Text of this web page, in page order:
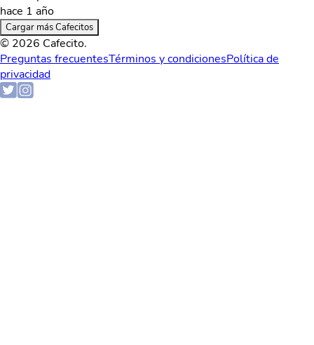
hace 1 año
Cargar más Cafecitos
© 2026 Cafecito.
Preguntas frecuentesTérminos y condicionesPolítica de
privacidad